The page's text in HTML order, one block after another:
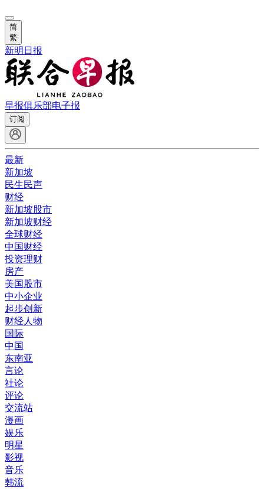
简
繁
新明日报
早报俱乐部电子报
订阅
最新
新加坡
民生民声
财经
新加坡股市
新加坡财经
全球财经
中国财经
投资理财
房产
美国股市
中小企业
起步创新
财经人物
国际
中国
东南亚
言论
社论
评论
交流站
漫画
娱乐
明星
影视
音乐
韩流